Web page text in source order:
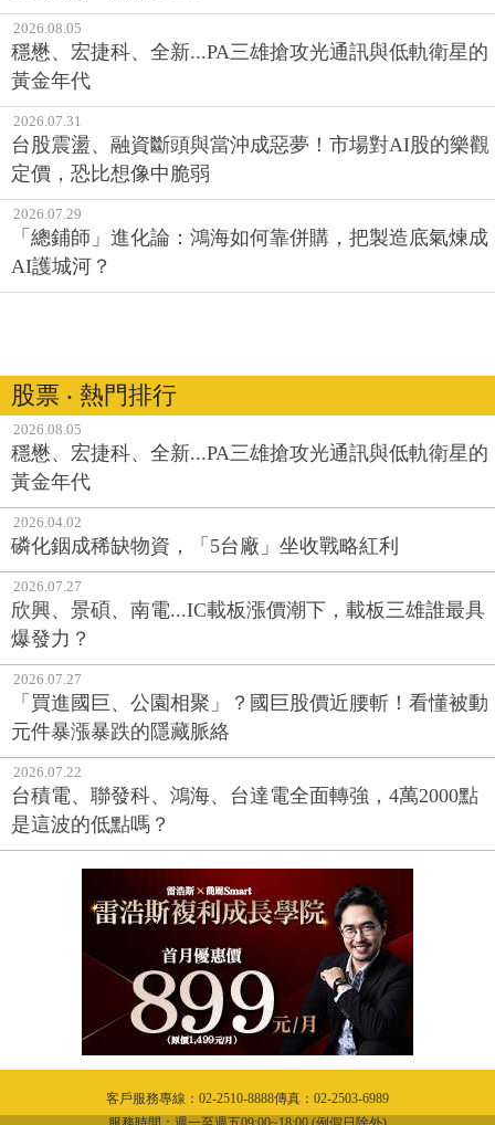
2026.08.05
穩懋、宏捷科、全新...PA三雄搶攻光通訊與低軌衛星的
黃金年代
2026.07.31
台股震盪、融資斷頭與當沖成惡夢！市場對AI股的樂觀
定價，恐比想像中脆弱
2026.07.29
「總鋪師」進化論：鴻海如何靠併購，把製造底氣煉成
AI護城河？
股票 ‧ 熱門排行
2026.08.05
穩懋、宏捷科、全新...PA三雄搶攻光通訊與低軌衛星的
黃金年代
2026.04.02
磷化銦成稀缺物資，「5台廠」坐收戰略紅利
2026.07.27
欣興、景碩、南電...IC載板漲價潮下，載板三雄誰最具
爆發力？
2026.07.27
「買進國巨、公園相聚」？國巨股價近腰斬！看懂被動
元件暴漲暴跌的隱藏脈絡
2026.07.22
台積電、聯發科、鴻海、台達電全面轉強，4萬2000點
是這波的低點嗎？
客戶服務專線：02-2510-8888傳真：02-2503-6989